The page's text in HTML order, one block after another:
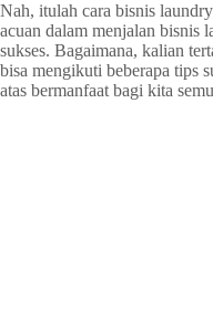
Nah, itulah cara bisnis
acuan dalam menjalan bisnis
sukses. Bagaimana, kalian
bisa mengikuti beberapa tips
atas bermanfaat bagi kita